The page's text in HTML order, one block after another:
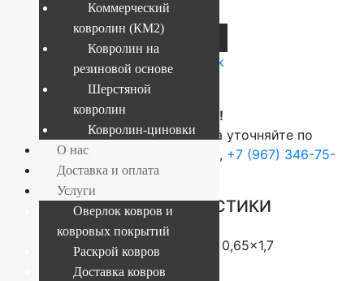
В корзину
Купить в 1 клик
ВНИМАНИЕ!
О наличие и стоимости товара уточняйте по
телефонам:
, +7 (967) 346-75-
44
ОСНОВНЫЕ ХАРАКТЕРИСТИКИ
Размер (м) 0,65×1,7
Коммерческий
ковролин (КМ2)
Ковролин на
резиновой основе
Шерстяной
ковролин
Ковролин-циновки
О нас
Доставка и оплата
Услуги
Оверлок ковров и
ковровых покрытий
Раскрой ковров
Доставка ковров